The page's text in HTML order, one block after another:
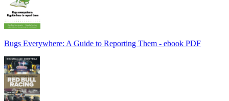
Bugs Everywhere: A Guide to Reporting Them - ebook PDF